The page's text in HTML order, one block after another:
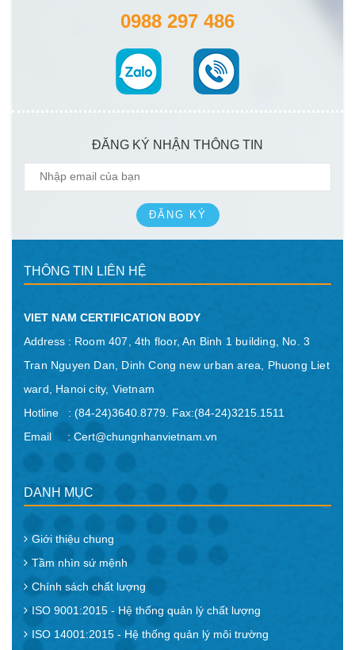
0988 297 486
ĐĂNG KÝ NHẬN THÔNG TIN
ĐĂNG KÝ
THÔNG TIN LIÊN HỆ
VIET NAM CERTIFICATION BODY
Address : Room 407, 4th floor, An Binh 1 building, No. 3
Tran Nguyen Dan, Dinh Cong new urban area, Phuong Liet
ward, Hanoi city, Vietnam
Hotline : (84-24)3640.8779. Fax:(84-24)3215.1511
Email : Cert@chungnhanvietnam.vn
DANH MỤC
Giới thiệu chung
Tầm nhìn sứ mệnh
Chính sách chất lượng
ISO 9001:2015 - Hệ thống quản lý chất lượng
ISO 14001:2015 - Hệ thống quản lý môi trường